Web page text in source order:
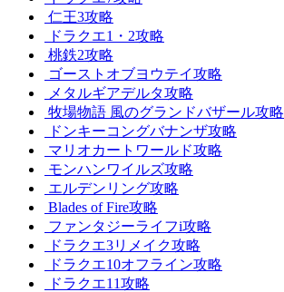
仁王3攻略
ドラクエ1・2攻略
桃鉄2攻略
ゴーストオブヨウテイ攻略
メタルギアデルタ攻略
牧場物語 風のグランドバザール攻略
ドンキーコングバナンザ攻略
マリオカートワールド攻略
モンハンワイルズ攻略
エルデンリング攻略
Blades of Fire攻略
ファンタジーライフi攻略
ドラクエ3リメイク攻略
ドラクエ10オフライン攻略
ドラクエ11攻略